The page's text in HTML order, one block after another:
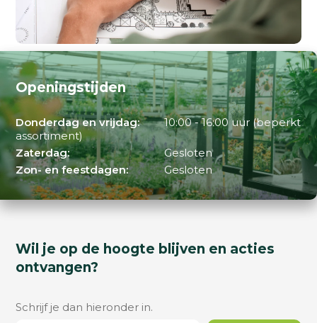
Openingstijden
Donderdag en vrijdag:
10:00 - 16:00 uur (beperkt
assortiment)
Zaterdag:
Gesloten
Zon- en feestdagen:
Gesloten
Wil je op de hoogte blijven en acties
ontvangen?
Schrijf je dan hieronder in.